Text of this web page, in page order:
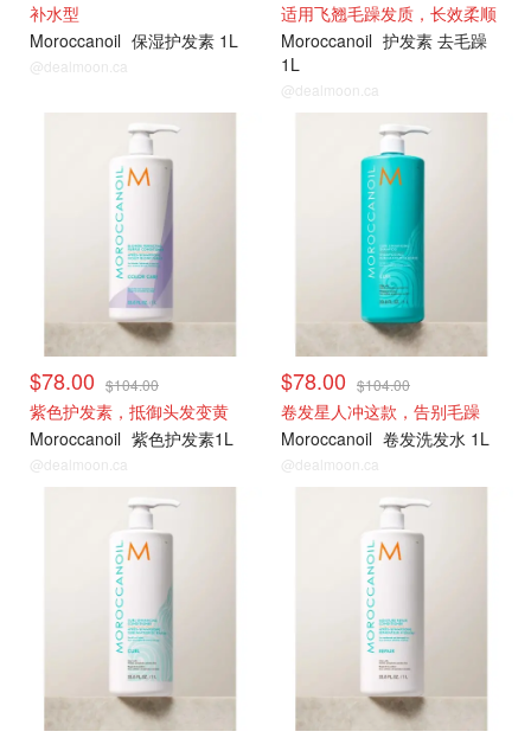
补水型
Moroccanoil 保湿护发素 1L
@dealmoon.ca
适用飞翘毛躁发质，长效柔顺
Moroccanoil 护发素 去毛躁
1L
@dealmoon.ca
$78.00 $104.00
紫色护发素，抵御头发变黄
Moroccanoil 紫色护发素1L
@dealmoon.ca
$78.00 $104.00
卷发星人冲这款，告别毛躁
Moroccanoil 卷发洗发水 1L
@dealmoon.ca